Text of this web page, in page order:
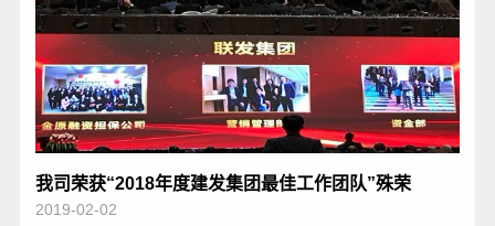
我司荣获“2018年度建发集团最佳工作团队”殊荣
2019-02-02